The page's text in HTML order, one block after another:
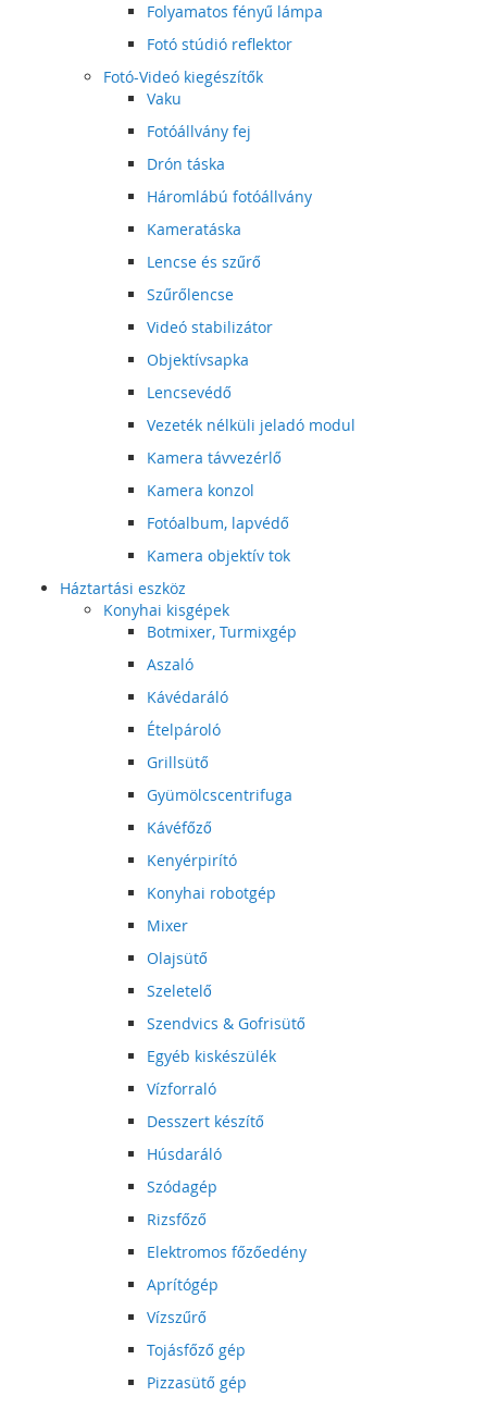
Folyamatos fényű lámpa
Fotó stúdió reflektor
Fotó-Videó kiegészítők
Vaku
Fotóállvány fej
Drón táska
Háromlábú fotóállvány
Kameratáska
Lencse és szűrő
Szűrőlencse
Videó stabilizátor
Objektívsapka
Lencsevédő
Vezeték nélküli jeladó modul
Kamera távvezérlő
Kamera konzol
Fotóalbum, lapvédő
Kamera objektív tok
Háztartási eszköz
Konyhai kisgépek
Botmixer, Turmixgép
Aszaló
Kávédaráló
Ételpároló
Grillsütő
Gyümölcscentrifuga
Kávéfőző
Kenyérpirító
Konyhai robotgép
Mixer
Olajsütő
Szeletelő
Szendvics & Gofrisütő
Egyéb kiskészülék
Vízforraló
Desszert készítő
Húsdaráló
Szódagép
Rizsfőző
Elektromos főzőedény
Aprítógép
Vízszűrő
Tojásfőző gép
Pizzasütő gép